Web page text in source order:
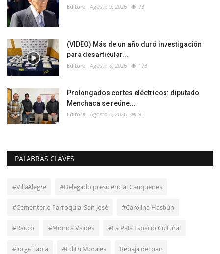
Editora Agosto 9, 2026 73
(VIDEO) Más de un año duró investigación
para desarticular...
Editora Agosto 8, 2026 173
Prolongados cortes eléctricos: diputado
Menchaca se reúne...
Editora Agosto 8, 2026 91
PALABRAS CLAVES
#VillaAlegre #Delegado presidencial Cauquenes
#Cementerio Parroquial San José #Carolina Hasbún
#Rauco #Mónica Valdés #La Pala Espacio Cultural
#Jorge Tapia #Edith Morales Rebaja del pan